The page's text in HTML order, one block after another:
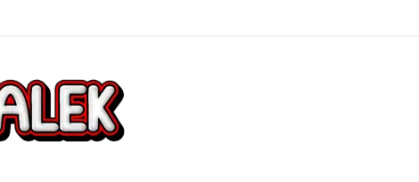
Bandit Curanmor: Tindakan Tegas Atas Kejahatan Sepeda Motor